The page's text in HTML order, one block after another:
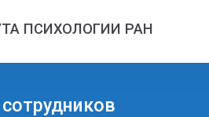
ПСИХОЛОГИИ РАН